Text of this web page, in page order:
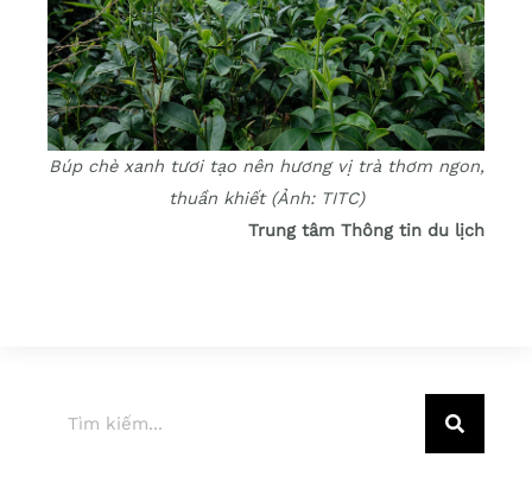
Búp chè xanh tươi tạo nên hương vị trà thơm ngon,
thuần khiết (Ảnh: TITC)
Trung tâm Thông tin du lịch